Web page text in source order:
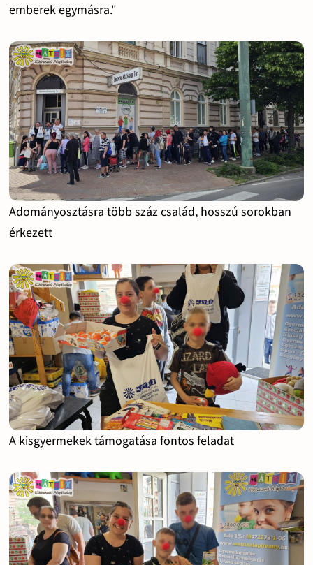
emberek egymásra."
Adományosztásra több száz család, hosszú sorokban
érkezett
A kisgyermekek támogatása fontos feladat